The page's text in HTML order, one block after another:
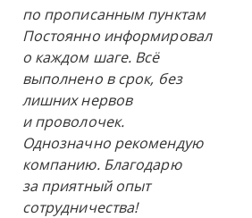
по прописанным пунктам
Постоянно информировал
о каждом шаге. Всё
выполнено в срок, без
лишних нервов
и проволочек.
Однозначно рекомендую
компанию. Благодарю
за приятный опыт
сотрудничества!